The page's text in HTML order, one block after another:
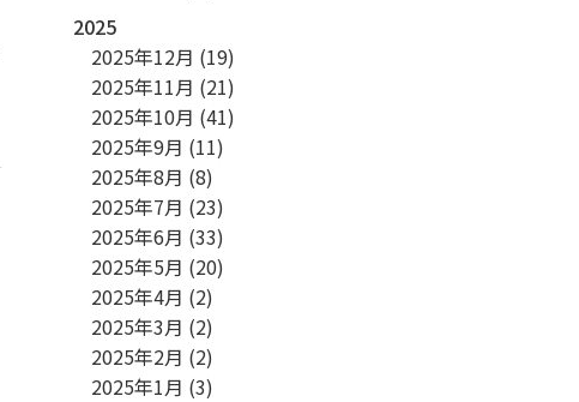
2025
2025年12月 (19)
2025年11月 (21)
2025年10月 (41)
2025年9月 (11)
2025年8月 (8)
2025年7月 (23)
2025年6月 (33)
2025年5月 (20)
2025年4月 (2)
2025年3月 (2)
2025年2月 (2)
2025年1月 (3)